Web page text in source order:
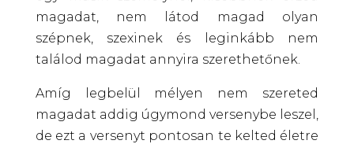
magadat, nem látod magad olyan
szépnek, szexinek és leginkább nem
találod magadat annyira szerethetőnek.
Amíg legbelül mélyen nem szereted
magadat addig úgymond versenybe leszel,
de ezt a versenyt pontosan te kelted életre